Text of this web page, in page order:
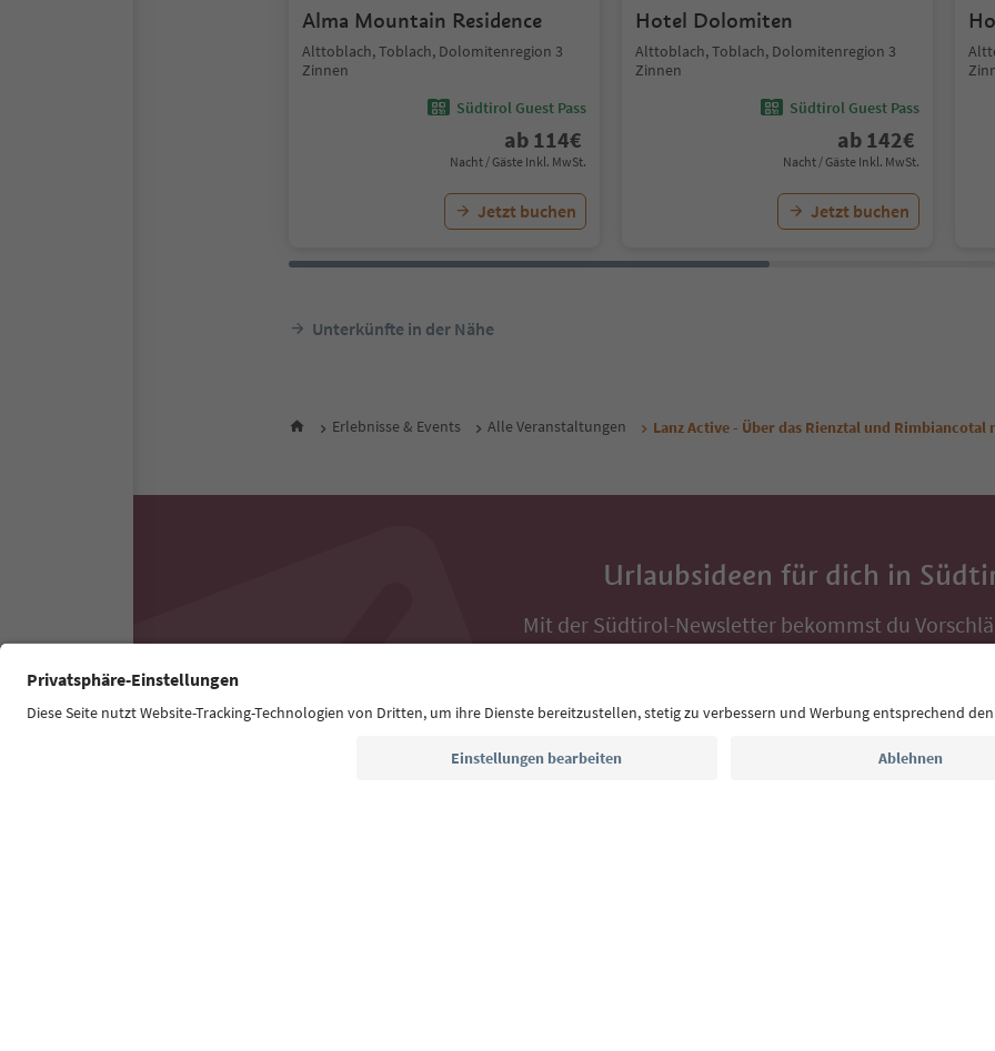
Alma Mountain Residence
Alttoblach, Toblach, Dolomitenregion 3
Zinnen
Südtirol Guest Pass
ab 114€
Nacht / Gäste Inkl. MwSt.
Jetzt buchen
Hotel Dolomiten
Alttoblach, Toblach, Dolomitenregion 3
Zinnen
Südtirol Guest Pass
ab 142€
Nacht / Gäste Inkl. MwSt.
Jetzt buchen
Unterkünfte in der Nähe
Erlebnisse & Events Alle Veranstaltungen Lanz Active - Über das Rienztal und
Urlaubsideen für dich in
Mit der Südtirol-Newsletter bekommst du
Auszeit, Veranstaltungs-Tipps und typische
E-Mail Adresse